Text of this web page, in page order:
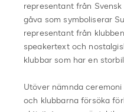
representant från
gåva som symboliserar
representant från
speakertext och
klubbar som har en
Utöver nämnda
och klubbarna försöka